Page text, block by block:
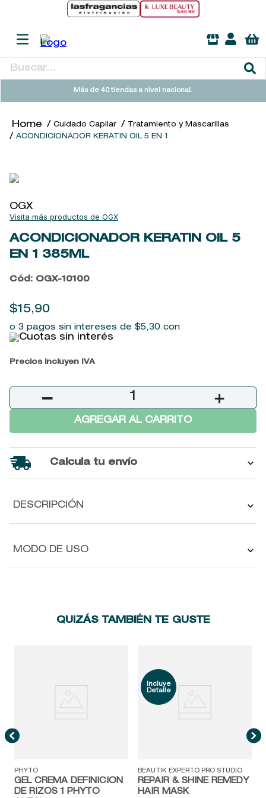
Buscar...
Más de 40 tiendas a nivel nacional.
Cuidado Capilar
Tratamiento y Mascarillas
ACONDICIONADOR KERATIN OIL 5 EN 1
OGX
OGX
ACONDICIONADOR KERATIN OIL 5
EN 1 385ML
Cód : OGX-10100
$15,90
o 3 pagos sin intereses de $5,30 con
Precios incluyen IVA
＋
－
AGREGAR AL CARRITO
Calcula tu envío
DESCRIPCIÓN
MODO DE USO
QUIZÁS TAMBIÉN TE GUSTE
PHYTO
GEL CREMA DEFINICION
DE RIZOS 1 PHYTO
BEAUTIK EXPERTO PRO STUDIO
REPAIR & SHINE REMEDY
HAIR MASK
TÉRMINOS MÁS BUSCADOS
2 .
sol ipanema
4.
6.
woods of windsor
7.
kool beauty serum
8.
ysl
9.
baylis